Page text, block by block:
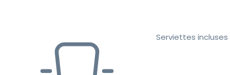
Serviettes incluses